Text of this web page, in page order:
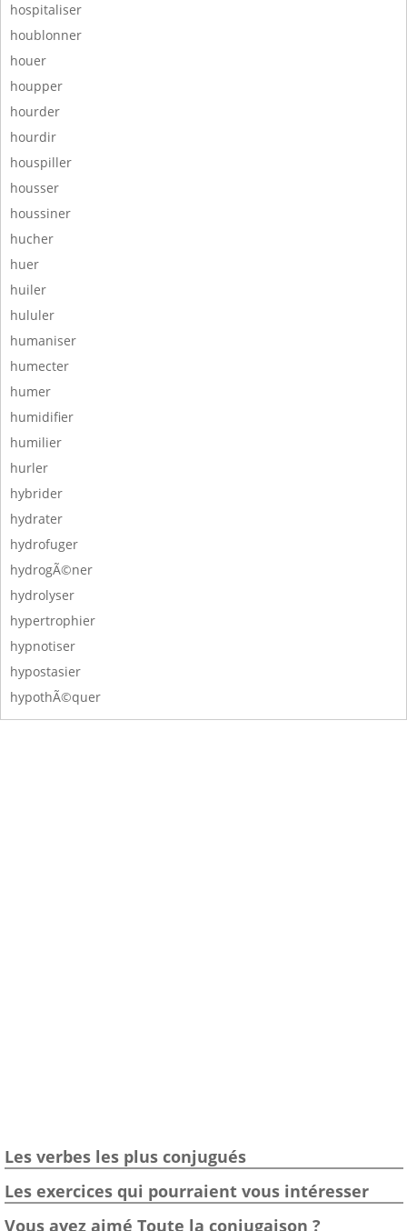
hospitaliser
houblonner
houer
houpper
hourder
hourdir
houspiller
housser
houssiner
hucher
huer
huiler
hululer
humaniser
humecter
humer
humidifier
humilier
hurler
hybrider
hydrater
hydrofuger
hydrogÃ©ner
hydrolyser
hypertrophier
hypnotiser
hypostasier
hypothÃ©quer
Les verbes les plus conjugués
Les exercices qui pourraient vous intéresser
Vous avez aimé Toute la conjugaison ?